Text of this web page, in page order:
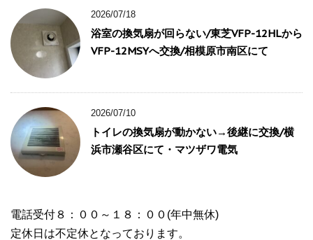
2026/07/18
浴室の換気扇が回らない/東芝VFP-12HLから
VFP-12MSYへ交換/相模原市南区にて
2026/07/10
トイレの換気扇が動かない→後継に交換/横
浜市瀬谷区にて・マツザワ電気
電話受付８：００～１８：００(年中無休)
定休日は不定休となっております。